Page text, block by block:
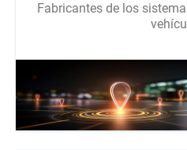
Fabricantes de los